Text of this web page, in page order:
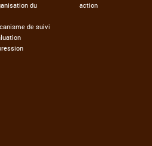
du
de suivi
action